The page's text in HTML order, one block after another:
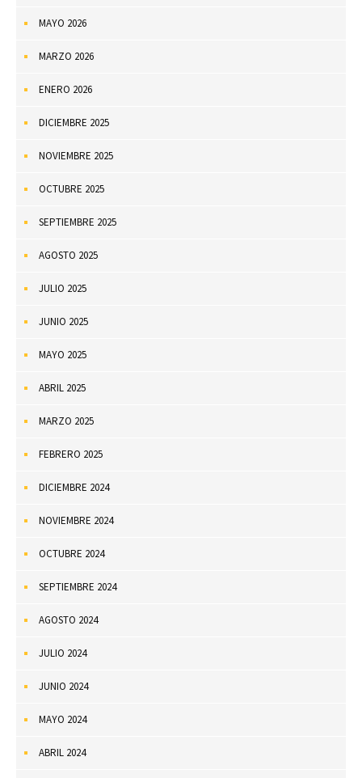
MAYO 2026
MARZO 2026
ENERO 2026
DICIEMBRE 2025
NOVIEMBRE 2025
OCTUBRE 2025
SEPTIEMBRE 2025
AGOSTO 2025
JULIO 2025
JUNIO 2025
MAYO 2025
ABRIL 2025
MARZO 2025
FEBRERO 2025
DICIEMBRE 2024
NOVIEMBRE 2024
OCTUBRE 2024
SEPTIEMBRE 2024
AGOSTO 2024
JULIO 2024
JUNIO 2024
MAYO 2024
ABRIL 2024